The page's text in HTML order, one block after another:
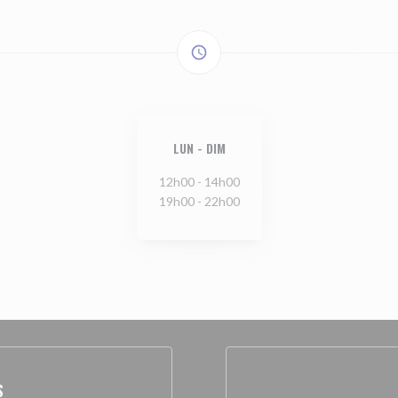
access_time
LUN - DIM
12h00 - 14h00
19h00 - 22h00